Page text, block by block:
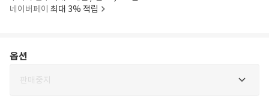
네이버페이 최대 3% 적립
옵션
판매중지